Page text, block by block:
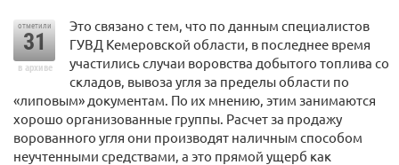
отметили
31
в архиве
Это связано с тем, что по данным специалистов
ГУВД Кемеровской области, в последнее время
участились случаи воровства добытого топлива со
складов, вывоза угля за пределы области по
«липовым» документам. По их мнению, этим занимаются
хорошо организованные группы. Расчет за продажу
ворованного угля они производят наличным способом
неучтенными средствами, а это прямой ущерб как